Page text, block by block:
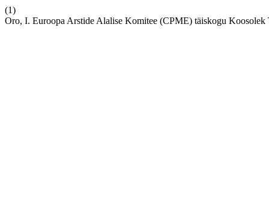
(1)
Oro, I. Euroopa Arstide Alalise Komitee (CPME) täiskogu